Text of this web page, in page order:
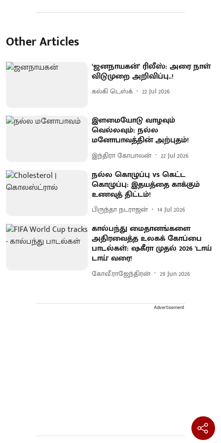
Other Articles
‘ஜனநாயகன்’ ரிலீஸ்: அரை நாள்
விடுமுறை அறிவிப்பு..!
கல்கி டெஸ்க் 22 Jul 2026
இளமையோடு வாழவும்
வெல்லவும்: நல்ல
மனோபாவத்தின் அற்புதம்!
இந்திரா கோபாலன் 22 Jul 2026
நல்ல கொழுப்பு vs கெட்ட
கொழுப்பு: இதயத்தை காக்கும்
உணவுத் திட்டம்!
பிருந்தா நடராஜன் 14 Jul 2026
கால்பந்து மைதானங்களை
அதிரவைத்த உலகக் கோப்பை
பாடல்கள்: ஷகீரா முதல் 2026 'டாய்
டாய்' வரை!
கோவீ.ராஜேந்திரன் 29 Jun 2026
Advertisement